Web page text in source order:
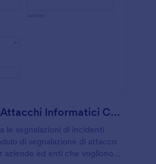
Rapporto Sugli Attacchi Informatici CrowdStrike Form
le segnalazioni di incidenti
di segnalazione di attacco
aziende ed enti che vogliono